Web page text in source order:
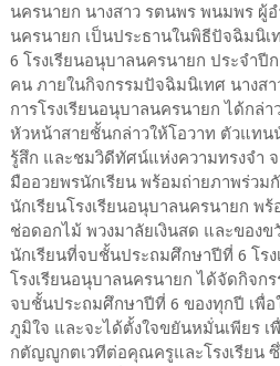
นครนายก นางสาว รตนพร พนมพร ผู้อ
นครนายก เป็นประธานในพิธีปัจฉิมนิ
6 โรงเรียนอนุบาลนครนายก ประจำปี
คน ภายในกิจกรรมปัจฉิมนิเทศ นางส
การโรงเรียนอนุบาลนครนายก ได้กล่
หัวหน้าสายชั้นกล่าวให้โอวาท ตัวแทน
รู้สึก และชมวิดีทัศน์แห่งความทรงจำ
มืออวยพรนักเรียน พร้อมถ่ายภาพร่ว
นักเรียนโรงเรียนอนุบาลนครนายก พ
ช่อดอกไม้ พวงมาลัยเงินสด และของ
นักเรียนที่จบชั้นประถมศึกษาปีที่ 6 โร
โรงเรียนอนุบาลนครนายก ได้จัดกิจก
จบชั้นประถมศึกษาปีที่ 6 ของทุกปี เพื่
ภูมิใจ และจะได้ตั้งใจขยันหมั่นเพียร เ
กตัญญูกตเวทีต่อคุณครูและโรงเรียน